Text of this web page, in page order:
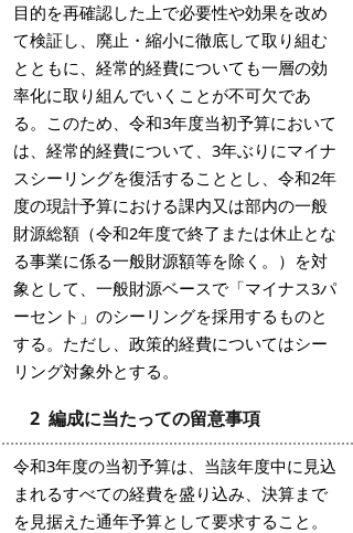
目的を再確認した上で必要性や効果を改め
て検証し、廃止・縮小に徹底して取り組む
とともに、経常的経費についても一層の効
率化に取り組んでいくことが不可欠であ
る。このため、令和3年度当初予算において
は、経常的経費について、3年ぶりにマイナ
スシーリングを復活することとし、令和2年
度の現計予算における課内又は部内の一般
財源総額（令和2年度で終了または休止とな
る事業に係る一般財源額等を除く。）を対
象として、一般財源ベースで「マイナス3パ
ーセント」のシーリングを採用するものと
する。ただし、政策的経費についてはシー
リング対象外とする。
2 編成に当たっての留意事項
令和3年度の当初予算は、当該年度中に見込
まれるすべての経費を盛り込み、決算まで
を見据えた通年予算として要求すること。